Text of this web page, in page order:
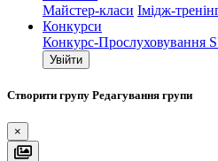
Майстер-класи Імідж-
Конкурси
Конкурс-Прослуховування
Увійти
Створити групу Редагування групи
×